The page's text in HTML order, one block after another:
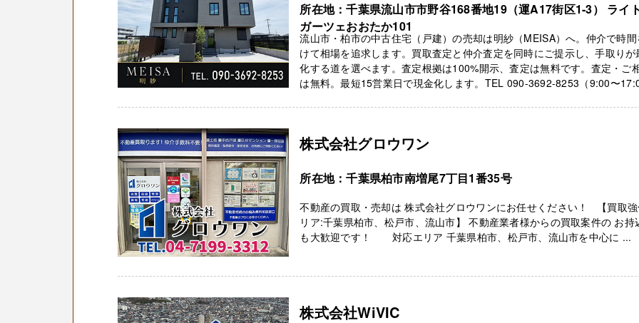
所在地：千葉県流山市市野谷168番地19（運A17街区1-3） ライ
ガーツェおおたか101
流山市・柏市の中古住宅（戸建）の売却は明紗（MEISA）へ。仲介で時
けて相場を追求します。買取査定と仲介査定を同時にご提示し、手取りが
化する道を選べます。査定根拠は100%開示、査定は無料です。査定・ご
は無料。最短15営業日で現金化します。TEL 090-3692-8253（9:00〜
株式会社グロウワン
所在地：千葉県柏市南増尾7丁目1番35号
不動産の買取・売却は 株式会社グロウワンにお任せください！ 【買取
リア:千葉県柏市、松戸市、流山市】 不動産業者様からの買取案件の お持
も大歓迎です！ 対応エリア 千葉県柏市、松戸市、流山市を中心に ...
株式会社WiVIC